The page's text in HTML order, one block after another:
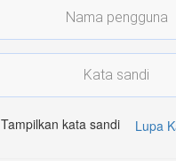
Tampilkan kata sandi Lupa